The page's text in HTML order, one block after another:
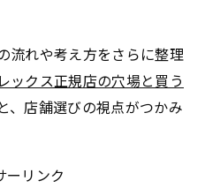
流れや考え方をさらに整理
ックス正規店の穴場と買う
、店舗選びの視点がつかみ
ーリンク